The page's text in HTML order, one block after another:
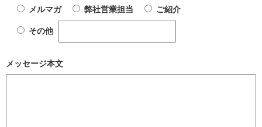
メルマガ
弊社営業担当 ご紹介
その他
メッセージ本文